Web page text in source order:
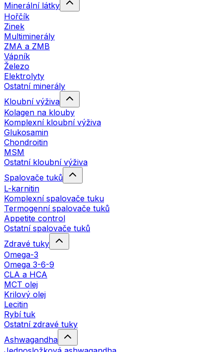
Minerální látky
Hořčík
Zinek
Multiminerály
ZMA a ZMB
Vápník
Železo
Elektrolyty
Ostatní minerály
Kloubní výživa
Kolagen na klouby
Komplexní kloubní výživa
Glukosamin
Chondroitin
MSM
Ostatní kloubní výživa
Spalovače tuků
L-karnitin
Komplexní spalovače tuku
Termogenní spalovače tuků
Appetite control
Ostatní spalovače tuků
Zdravé tuky
Omega-3
Omega 3-6-9
CLA a HCA
MCT olej
Krilový olej
Lecitin
Rybí tuk
Ostatní zdravé tuky
Ashwagandha